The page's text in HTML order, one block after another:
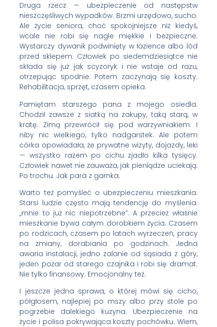
Druga rzecz — ubezpieczenie od następstw
nieszczęśliwych wypadków. Brzmi urzędowo, sucho.
Ale życie seniora, choć spokojniejsze niż kiedyś,
wcale nie robi się nagle miękkie i bezpieczne.
Wystarczy dywanik podwinięty w łazience albo lód
przed sklepem. Człowiek po siedemdziesiątce nie
składa się już jak scyzoryk i nie wstaje od razu,
otrzepując spodnie. Potem zaczynają się koszty.
Rehabilitacja, sprzęt, czasem opieka.
Pamiętam starszego pana z mojego osiedla.
Chodził zawsze z siatką na zakupy, taką starą, w
kratę. Zimą przewrócił się pod warzywniakiem. I
niby nic wielkiego, tylko nadgarstek. Ale potem
córka opowiadała, że prywatne wizyty, dojazdy, leki
— wszystko razem po cichu zjadło kilka tysięcy.
Człowiek nawet nie zauważa, jak pieniądze uciekają.
Po trochu. Jak para z garnka.
Warto też pomyśleć o ubezpieczeniu mieszkania.
Starsi ludzie często mają tendencję do myślenia:
„mnie to już nic niepotrzebne”. A przecież właśnie
mieszkanie bywa całym dorobkiem życia. Czasem
po rodzicach, czasem po latach wyrzeczeń, pracy
na zmiany, dorabiania po godzinach. Jedna
awaria instalacji, jedno zalanie od sąsiada z góry,
jeden pożar od starego czajnika i robi się dramat.
Nie tylko finansowy. Emocjonalny też.
I jeszcze jedna sprawa, o której mówi się cicho,
półgłosem, najlepiej po mszy albo przy stole po
pogrzebie dalekiego kuzyna. Ubezpieczenie na
życie i polisa pokrywająca koszty pochówku. Wiem,